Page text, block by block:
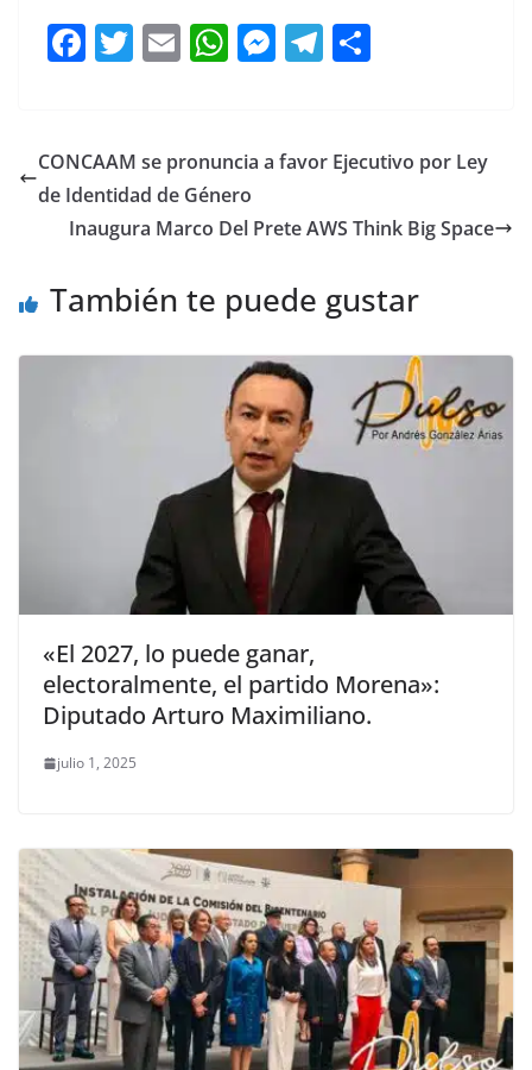
F
e
b
o
k
T
er
E
l
W
s
A
p
M
e
g
T
gr
m
p
tir
CONCAAM se pronuncia a favor Ejecutivo por Ley
de Identidad de Género
Inaugura Marco Del Prete AWS Think Big Space
También te puede gustar
«El 2027, lo puede ganar,
electoralmente, el partido Morena»:
Diputado Arturo Maximiliano.
julio 1, 2025